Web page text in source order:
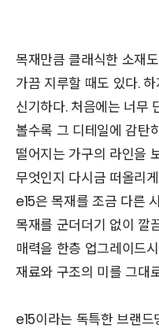
목재만큼 클래식한 소재
가끔 지루할 때도 있다.
신기하다. 처음에는 너무
볼수록 그 디테일에 감탄
떨어지는 가구의 라인을
무엇인지 다시금 떠올리
e15은 목재를 조금 다른
목재를 군더더기 없이 깔
매력을 한층 업그레이드
재료와 구조의 미를 그대
e15이라는 독특한 브랜